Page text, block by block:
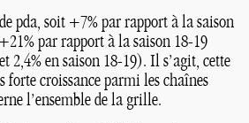
pda, soit +7% par rapport à la saison
par rapport à la saison 18-19
2,4% en saison 18-19). Il s’agit, cette
forte croissance parmi les chaînes
l’ensemble de la grille.